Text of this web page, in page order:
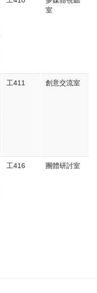
室
工411 創意交流室
工416 團體研討室